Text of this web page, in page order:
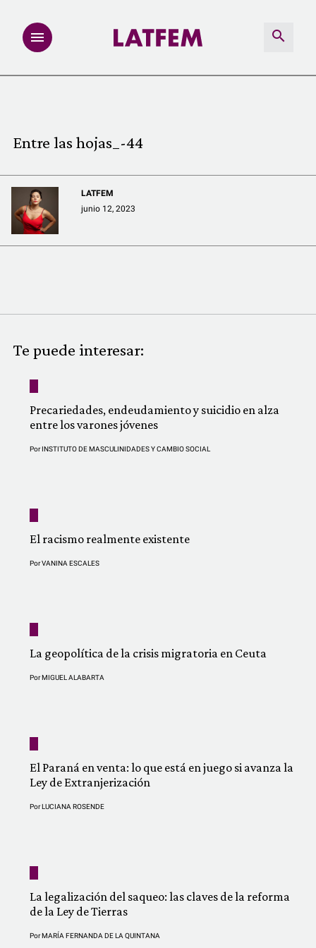
REDACCIÓN ABIERTA
LATFEMLAB.
QUIÉNES SOMOS
Entre las hojas_-44
LATFEM
junio 12, 2023
Te puede interesar:
Precariedades, endeudamiento y suicidio en alza
entre los varones jóvenes
PorINSTITUTO DE MASCULINIDADES Y CAMBIO SOCIAL
El racismo realmente existente
PorVANINA ESCALES
La geopolítica de la crisis migratoria en Ceuta
PorMIGUEL ALABARTA
El Paraná en venta: lo que está en juego si avanza la
Ley de Extranjerización
PorLUCIANA ROSENDE
La legalización del saqueo: las claves de la reforma
de la Ley de Tierras
PorMARÍA FERNANDA DE LA QUINTANA